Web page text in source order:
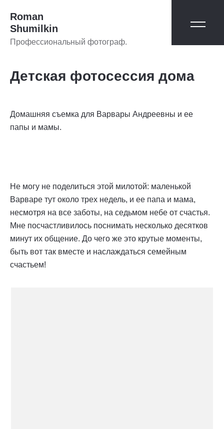
Roman
Shumilkin
Профессиональный фотограф.
Детская фотосессия дома
Домашняя съемка для Варвары Андреевны и ее
папы и мамы.
Не могу не поделиться этой милотой: маленькой
Варваре тут около трех недель, и ее папа и мама,
несмотря на все заботы, на седьмом небе от счастья.
Мне посчастливилось поснимать несколько десятков
минут их общение. До чего же это крутые моменты,
быть вот так вместе и наслаждаться семейным
счастьем!